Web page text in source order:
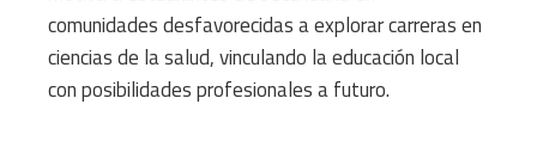
comunidades desfavorecidas a explorar carreras en
ciencias de la salud, vinculando la educación local
con posibilidades profesionales a futuro.